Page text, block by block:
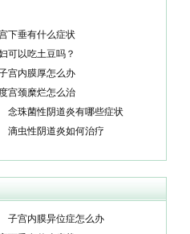
下垂有什么症状
可以吃土豆吗？
宫内膜厚怎么办
宫颈糜烂怎么治
念珠菌性阴道炎有哪些症状
滴虫性阴道炎如何治疗
子宫内膜异位症怎么办